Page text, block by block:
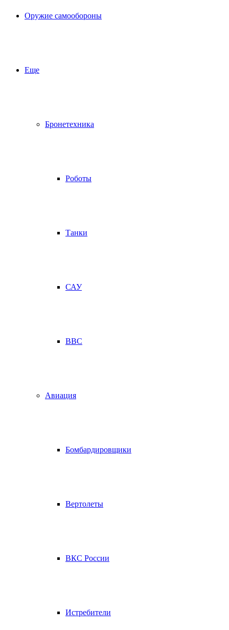
Оружие самообороны
Еще
Бронетехника
Роботы
Танки
САУ
ВВС
Авиация
Бомбардировщики
Вертолеты
ВКС России
Истребители